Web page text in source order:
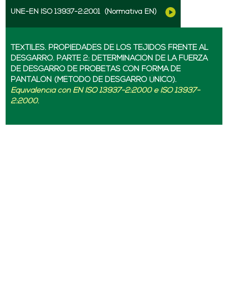
UNE-EN ISO 13937-2:2001 (Normativa EN)
TEXTILES. PROPIEDADES DE LOS TEJIDOS FRENTE AL
DESGARRO. PARTE 2: DETERMINACIÓN DE LA FUERZA
DE DESGARRO DE PROBETAS CON FORMA DE
PANTALÓN (MÉTODO DE DESGARRO ÚNICO).
Equivalencia con EN ISO 13937-2:2000 e ISO 13937-
2:2000.